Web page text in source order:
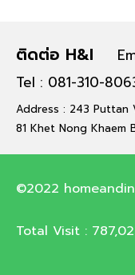
ติดต่อ H&I
Tel : 081-310-
Address : 243 Puttan
81 Khet Nong Khaem
©2022
Total Visit :